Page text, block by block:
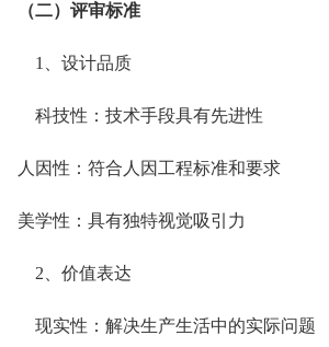
（二）评审标准
1、设计品质
科技性：技术手段具有先进性
人因性：符合人因工程标准和要求
美学性：具有独特视觉吸引力
2、价值表达
现实性：解决生产生活中的实际问题